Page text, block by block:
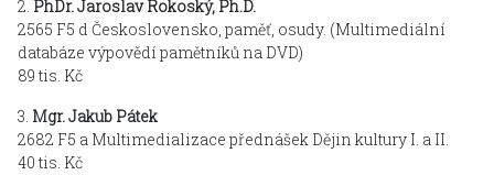
2. PhDr. Jaroslav Rokoský, Ph.D.
2565 F5 d Československo, paměť, osudy. (Multimediální
databáze výpovědí pamětníků na DVD)
89 tis. Kč
3. Mgr. Jakub Pátek
2682 F5 a Multimedializace přednášek Dějin kultury I. a II.
40 tis. Kč